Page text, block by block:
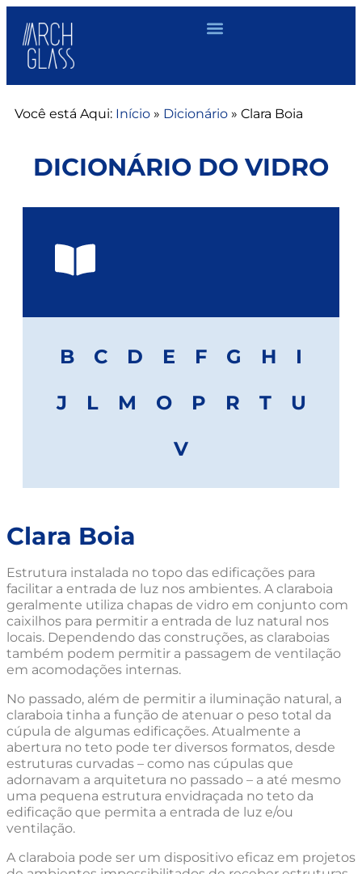
Você está Aqui: Início » Dicionário » Clara Boia
DICIONÁRIO DO VIDRO
B C D E F G H
I
J
L M O P R T
U
V
Clara Boia
Estrutura instalada no topo das edificações para
facilitar a entrada de luz nos ambientes. A claraboia
geralmente utiliza chapas de vidro em conjunto com
caixilhos para permitir a entrada de luz natural nos
locais. Dependendo das construções, as claraboias
também podem permitir a passagem de ventilação
em acomodações internas.
No passado, além de permitir a iluminação natural, a
claraboia tinha a função de atenuar o peso total da
cúpula de algumas edificações. Atualmente a
abertura no teto pode ter diversos formatos, desde
estruturas curvadas – como nas cúpulas que
adornavam a arquitetura no passado – a até mesmo
uma pequena estrutura envidraçada no teto da
edificação que permita a entrada de luz e/ou
ventilação.
A claraboia pode ser um dispositivo eficaz em projetos